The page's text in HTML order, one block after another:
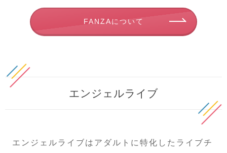
FANZAについて
エンジェルライブ
エンジェルライブはアダルトに特化したライブチ